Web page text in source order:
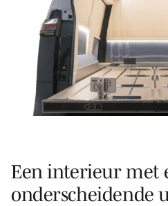
Een interieur met
onderscheidende